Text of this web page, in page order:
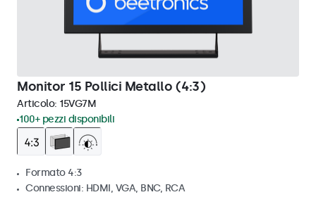
Monitor 15 Pollici Metallo (4:3)
Articolo: 15VG7M
100+ pezzi disponibili
Formato 4:3
Connessioni: HDMI, VGA, BNC, RCA